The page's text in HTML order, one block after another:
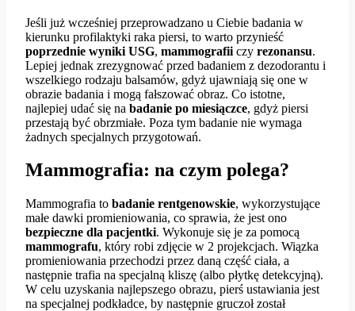
Jeśli już wcześniej przeprowadzano u Ciebie badania w
kierunku profilaktyki raka piersi, to warto przynieść
poprzednie wyniki USG, mammografii czy rezonansu.
Lepiej jednak zrezygnować przed badaniem z dezodorantu i
wszelkiego rodzaju balsamów, gdyż ujawniają się one w
obrazie badania i mogą fałszować obraz. Co istotne,
najlepiej udać się na badanie po miesiączce, gdyż piersi
przestają być obrzmiałe. Poza tym badanie nie wymaga
żadnych specjalnych przygotowań.
Mammografia: na czym polega?
Mammografia to badanie rentgenowskie, wykorzystujące
małe dawki promieniowania, co sprawia, że jest ono
bezpieczne dla pacjentki. Wykonuje się je za pomocą
mammografu, który robi zdjęcie w 2 projekcjach. Wiązka
promieniowania przechodzi przez daną część ciała, a
następnie trafia na specjalną kliszę (albo płytkę detekcyjną).
W celu uzyskania najlepszego obrazu, pierś ustawiania jest
na specjalnej podkładce, by następnie gruczoł został